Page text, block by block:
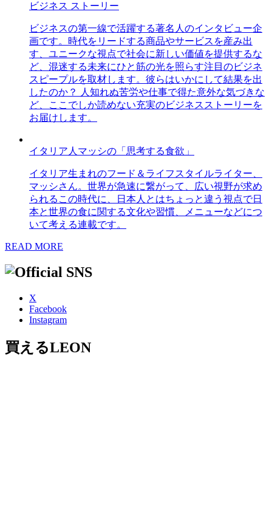
ビジネス ストーリー
ビジネスの第一線で活躍する著名人のインタビュー企
画です。時代をリードする商品やサービスを産み出
す、ユニークな視点で社会に新しい価値を提供するな
ど、混迷する未来にひと筋の光を照らす注目のビジネ
スピープルを取材します。彼らはいかにして結果を出
したのか？ 人知れぬ苦労や仕事で得た意外な気づきな
ど、ここでしか読めない充実のビジネスストーリーを
お届けします。
イタリア人マッシの「思考する食欲」
イタリア生まれのフード＆ライフスタイルライター、
マッシさん。世界が急速に繋がって、広い視野が求め
られるこの時代に、日本人とはちょっと違う視点で日
本と世界の食に関する文化や習慣、メニューなどにつ
いて考える連載です。
READ MORE
X
Facebook
Instagram
買えるLEON